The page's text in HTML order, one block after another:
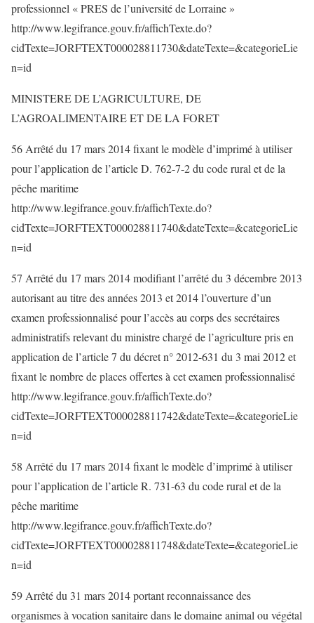
professionnel « PRES de l’université de Lorraine »
http://www.legifrance.gouv.fr/affichTexte.do?
cidTexte=JORFTEXT000028811730&dateTexte=&categorieLie
n=id
MINISTERE DE L’AGRICULTURE, DE
L’AGROALIMENTAIRE ET DE LA FORET
56 Arrêté du 17 mars 2014 fixant le modèle d’imprimé à utiliser
pour l’application de l’article D. 762-7-2 du code rural et de la
pêche maritime
http://www.legifrance.gouv.fr/affichTexte.do?
cidTexte=JORFTEXT000028811740&dateTexte=&categorieLie
n=id
57 Arrêté du 17 mars 2014 modifiant l’arrêté du 3 décembre 2013
autorisant au titre des années 2013 et 2014 l’ouverture d’un
examen professionnalisé pour l’accès au corps des secrétaires
administratifs relevant du ministre chargé de l’agriculture pris en
application de l’article 7 du décret n° 2012-631 du 3 mai 2012 et
fixant le nombre de places offertes à cet examen professionnalisé
http://www.legifrance.gouv.fr/affichTexte.do?
cidTexte=JORFTEXT000028811742&dateTexte=&categorieLie
n=id
58 Arrêté du 17 mars 2014 fixant le modèle d’imprimé à utiliser
pour l’application de l’article R. 731-63 du code rural et de la
pêche maritime
http://www.legifrance.gouv.fr/affichTexte.do?
cidTexte=JORFTEXT000028811748&dateTexte=&categorieLie
n=id
59 Arrêté du 31 mars 2014 portant reconnaissance des
organismes à vocation sanitaire dans le domaine animal ou végétal